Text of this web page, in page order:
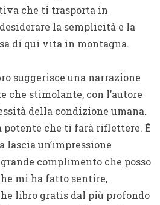
che ti trasporta in
la semplicità e la
di qui vita in montagna.
suggerisce una narrazione
che stimolante, con l’autore
della condizione umana.
potente che ti farà riflettere. È
lascia un’impressione
complimento che posso
mi ha fatto sentire,
libro gratis dal più profondo